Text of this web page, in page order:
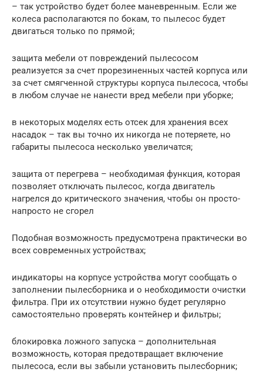
– так устройство будет более маневренным. Если же
колеса располагаются по бокам, то пылесос будет
двигаться только по прямой;
защита мебели от повреждений пылесосом
реализуется за счет прорезиненных частей корпуса или
за счет смягченной структуры корпуса пылесоса, чтобы
в любом случае не нанести вред мебели при уборке;
в некоторых моделях есть отсек для хранения всех
насадок – так вы точно их никогда не потеряете, но
габариты пылесоса несколько увеличатся;
защита от перегрева – необходимая функция, которая
позволяет отключать пылесос, когда двигатель
нагрелся до критического значения, чтобы он просто-
напросто не сгорел
Подобная возможность предусмотрена практически во
всех современных устройствах;
индикаторы на корпусе устройства могут сообщать о
заполнении пылесборника и о необходимости очистки
фильтра. При их отсутствии нужно будет регулярно
самостоятельно проверять контейнер и фильтры;
блокировка ложного запуска – дополнительная
возможность, которая предотвращает включение
пылесоса, если вы забыли установить пылесборник;